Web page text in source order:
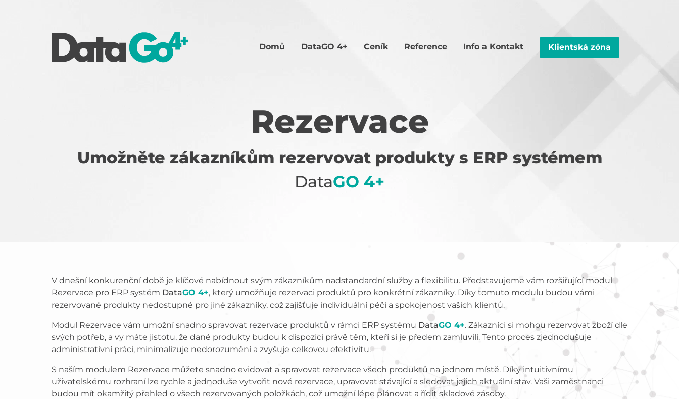
Domů DataGO 4+ Ceník Reference Info a Kontakt Klientská zóna
Rezervace
Umožněte zákazníkům rezervovat produkty s ERP systémem
DataGO 4+
V dnešní konkurenční době je klíčové nabídnout svým zákazníkům nadstandardní služby a flexibilitu. Představujeme vám rozšiřující modul
Rezervace pro ERP systém DataGO 4+, který umožňuje rezervaci produktů pro konkrétní zákazníky. Díky tomuto modulu budou vámi
rezervované produkty nedostupné pro jiné zákazníky, což zajišťuje individuální péči a spokojenost vašich klientů.
Modul Rezervace vám umožní snadno spravovat rezervace produktů v rámci ERP systému DataGO 4+. Zákazníci si mohou rezervovat zboží dle
svých potřeb, a vy máte jistotu, že dané produkty budou k dispozici právě těm, kteří si je předem zamluvili. Tento proces zjednodušuje
administrativní práci, minimalizuje nedorozumění a zvyšuje celkovou efektivitu.
S naším modulem Rezervace můžete snadno evidovat a spravovat rezervace všech produktů na jednom místě. Díky intuitivnímu
uživatelskému rozhraní lze rychle a jednoduše vytvořit nové rezervace, upravovat stávající a sledovat jejich aktuální stav. Vaši zaměstnanci
budou mít okamžitý přehled o všech rezervovaných položkách, což umožní lépe plánovat a řídit skladové zásoby.